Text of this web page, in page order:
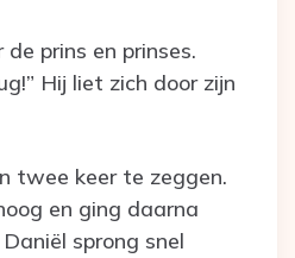
prins en prinses.
Hij liet zich door zijn
twee keer te zeggen.
en ging daarna
sprong snel